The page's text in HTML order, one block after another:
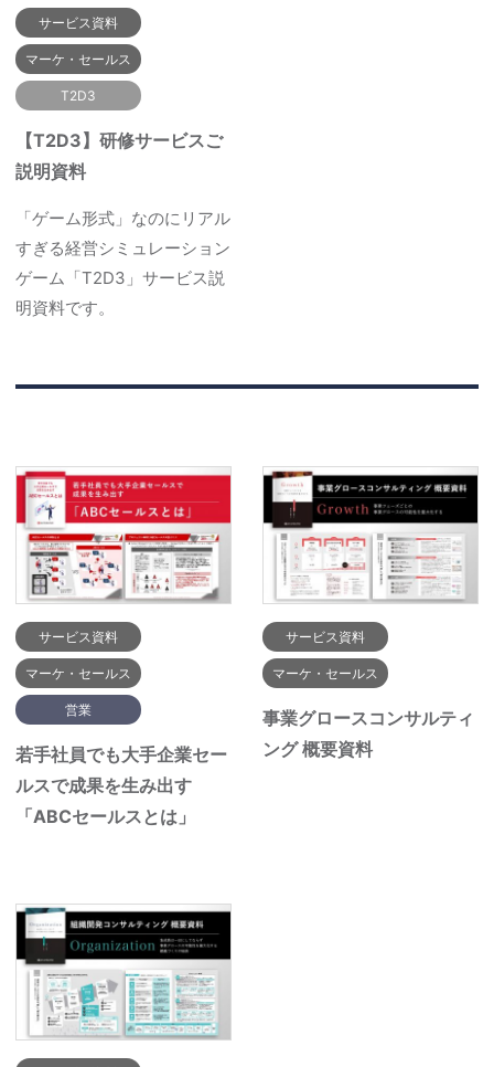
サービス資料
マーケ・セールス
T2D3
【T2D3】研修サービスご
説明資料
「ゲーム形式」なのにリアル
すぎる経営シミュレーション
ゲーム「T2D3」サービス説
明資料です。
サービス資料
マーケ・セールス
営業
若手社員でも大手企業セー
ルスで成果を生み出す
「ABCセールスとは」
サービス資料
マーケ・セールス
事業グロースコンサルティ
ング 概要資料